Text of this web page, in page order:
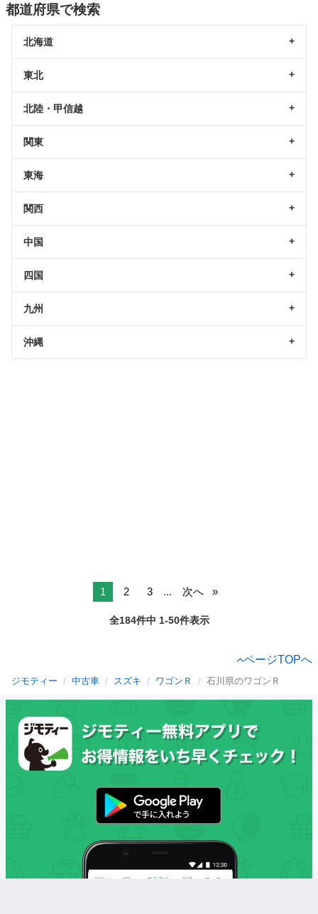
都道府県で検索
北海道
東北
北陸・甲信越
関東
東海
関西
中国
四国
九州
沖縄
1 2 3 ... 次へ
全184件中 1-50件表示
ページTOPへ
ジモティー 中古車 スズキ ワゴンＲ 石川県のワゴンＲ